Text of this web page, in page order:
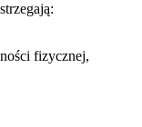
fizycznej,